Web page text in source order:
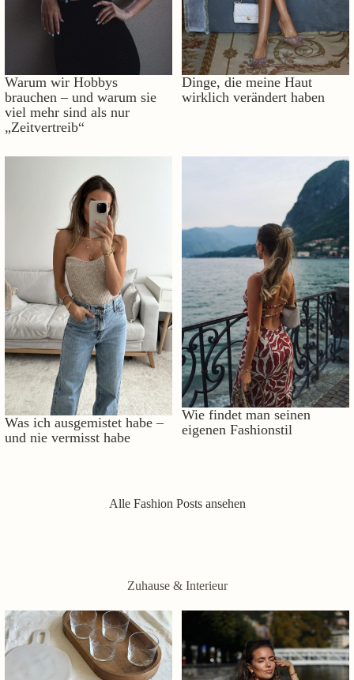
Warum wir Hobbys
brauchen – und warum sie
viel mehr sind als nur
„Zeitvertreib“
Dinge, die meine Haut
wirklich verändert haben
Was ich ausgemistet habe –
und nie vermisst habe
Wie findet man seinen
eigenen Fashionstil
Alle Fashion Posts ansehen
Zuhause & Interieur